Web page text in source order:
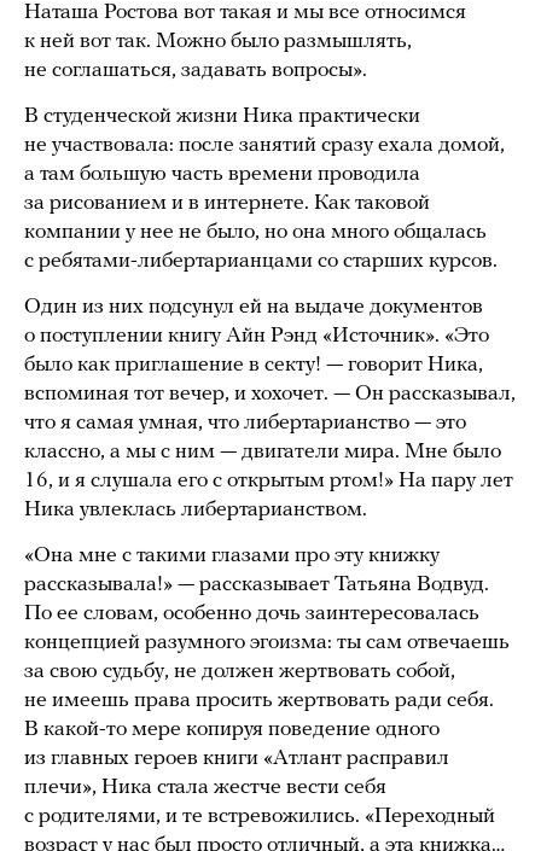
Наташа Ростова вот такая и мы все относимся
к ней вот так. Можно было размышлять,
не соглашаться, задавать вопросы».
В студенческой жизни Ника практически
не участвовала: после занятий сразу ехала домой,
а там большую часть времени проводила
за рисованием и в интернете. Как таковой
компании у нее не было, но она много общалась
с ребятами-либертарианцами со старших курсов.
Один из них подсунул ей на выдаче документов
о поступлении книгу Айн Рэнд «Источник». «Это
было как приглашение в секту! — говорит Ника,
вспоминая тот вечер, и хохочет. — Он рассказывал,
что я самая умная, что либертарианство — это
классно, а мы с ним — двигатели мира. Мне было
16, и я слушала его с открытым ртом!» На пару лет
Ника увлеклась либертарианством.
«Она мне с такими глазами про эту книжку
рассказывала!» — рассказывает Татьяна Водвуд.
По ее словам, особенно дочь заинтересовалась
концепцией разумного эгоизма: ты сам отвечаешь
за свою судьбу, не должен жертвовать собой,
не имеешь права просить жертвовать ради себя.
В какой-то мере копируя поведение одного
из главных героев книги «Атлант расправил
плечи», Ника стала жестче вести себя
с родителями, и те встревожились. «Переходный
возраст у нас был просто отличный, а эта книжка…